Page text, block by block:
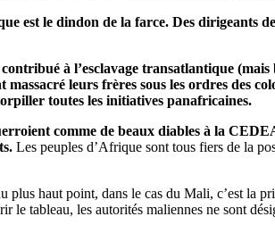
est le dindon de la farce. Des dirigeants
à l’esclavage transatlantique
leurs frères sous les ordres des
toutes les initiatives panafricaines.
comme de beaux diables à la
Les peuples d’Afrique sont tous fiers de la
haut point, dans le cas du Mali, c’est la
le tableau, les autorités maliennes ne sont